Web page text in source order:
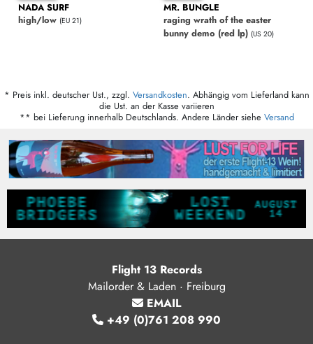
NADA SURF
high/low (EU 21)
MR. BUNGLE
raging wrath of the easter
bunny demo (red lp) (US 20)
* Preis inkl. deutscher Ust., zzgl. Versandkosten. Abhängig vom Lieferland kann
die Ust. an der Kasse variieren
** bei Lieferung innerhalb Deutschlands. Andere Länder siehe Versand
Flight 13 Records
Mailorder & Laden · Freiburg
EMAIL
+49 (0)761 208 990